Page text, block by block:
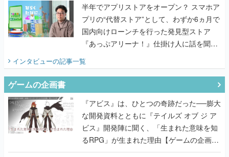
半年でアプリストアをオープン？ スマホア
プリの“代替ストア”として、わずか6ヵ月で
国内向けローンチを行った発見型ストア
『あっぷアリーナ！』仕掛け人に話を聞い
てみた
インタビューの記事一覧
ゲームの企画書
『アビス』は、ひとつの奇跡だった──膨大
な開発資料とともに『テイルズ オブ ジ ア
ビス』開発陣に聞く、「生まれた意味を知
るRPG」が生まれた理由【ゲームの企画
書】